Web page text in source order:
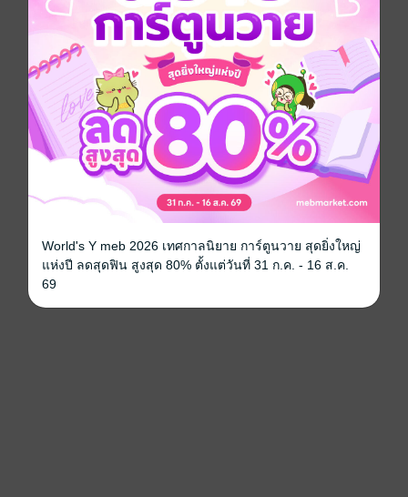
World's Y meb 2026 เทศกาลนิยาย การ์ตูนวาย สุดยิ่งใหญ่
แห่งปี ลดสุดฟิน สูงสุด 80% ตั้งแต่วันที่ 31 ก.ค. - 16 ส.ค.
69